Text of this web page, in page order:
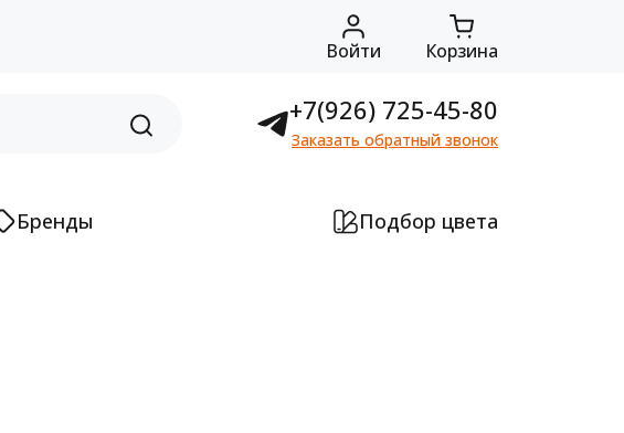
Войти Корзина
+7(926) 725-45-80
Заказать обратный звонок
Бренды Подбор цвета